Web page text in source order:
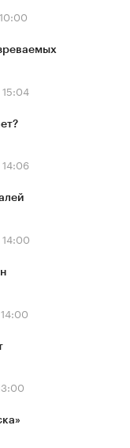
15:04
14:06
14:00